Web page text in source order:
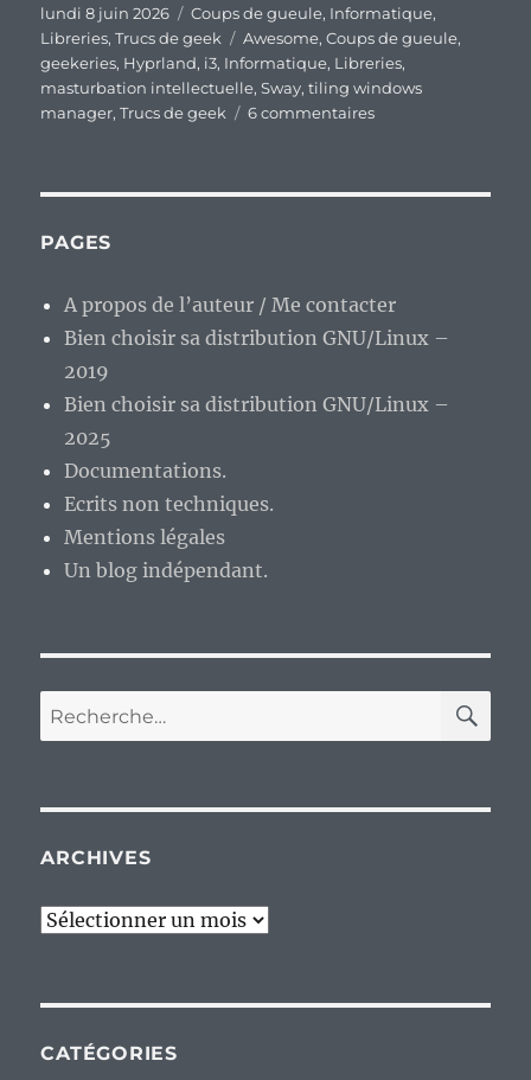
Publié
le
lundi 8 juin 2026 Catégories
Coups de gueule, Informatique,
Libreries,Trucs de geek Étiquettes
Awesome,Coups de gueule,
geekeries, Hyprland, i3, Informatique, Libreries,
masturbation intellectuelle,Sway,tiling windows
manager,Trucs de geek 6 commentairessur
PAGES
A propos de l’auteur / Me contacter
Bien choisir sa distribution GNU/Linux –
2019
Bien choisir sa distribution GNU/Linux –
2025
Documentations.
Ecrits non techniques.
Mentions légales
Un blog indépendant.
Recherche
pour :
ARCHIVES
Archives
CATÉGORIES